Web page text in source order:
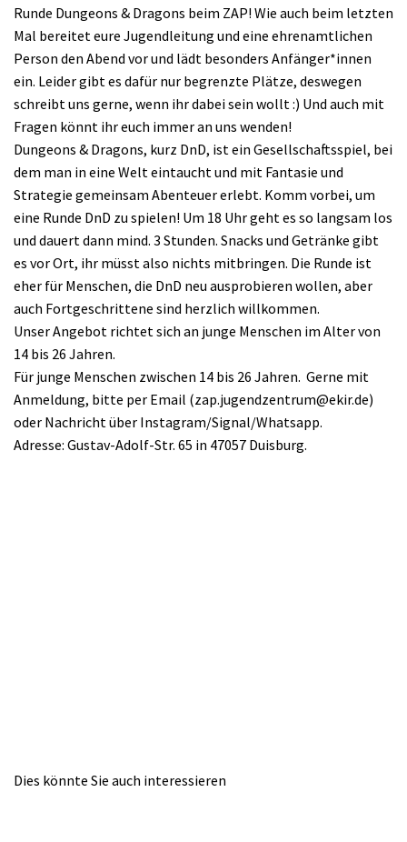
Runde Dungeons & Dragons beim ZAP! Wie auch beim letzten
Mal bereitet eure Jugendleitung und eine ehrenamtlichen
Person den Abend vor und lädt besonders Anfänger*innen
ein. Leider gibt es dafür nur begrenzte Plätze, deswegen
schreibt uns gerne, wenn ihr dabei sein wollt :) Und auch mit
Fragen könnt ihr euch immer an uns wenden!
Dungeons & Dragons, kurz DnD, ist ein Gesellschaftsspiel, bei
dem man in eine Welt eintaucht und mit Fantasie und
Strategie gemeinsam Abenteuer erlebt. Komm vorbei, um
eine Runde DnD zu spielen! Um 18 Uhr geht es so langsam los
und dauert dann mind. 3 Stunden. Snacks und Getränke gibt
es vor Ort, ihr müsst also nichts mitbringen. Die Runde ist
eher für Menschen, die DnD neu ausprobieren wollen, aber
auch Fortgeschrittene sind herzlich willkommen.
Unser Angebot richtet sich an junge Menschen im Alter von
14 bis 26 Jahren.
Für junge Menschen zwischen 14 bis 26 Jahren. Gerne mit
Anmeldung, bitte per Email (zap.jugendzentrum@ekir.de)
oder Nachricht über Instagram/Signal/Whatsapp.
Adresse: Gustav-Adolf-Str. 65 in 47057 Duisburg.
Dies könnte Sie auch interessieren